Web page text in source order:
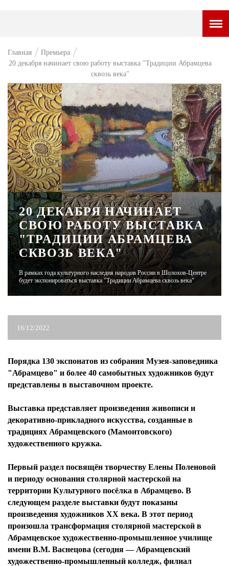
НОВОСТИ
ВОПРОС НЕДЕЛИ
ПРЕМЬЕРА
ТАМ И ТУТ
СТИЛЬ ЖИЗНИ
ХАЙП
ЧЕЛОВЕК ОСОБЕННЫЙ
КУЛЬТ ЕДЫ
АФИША
ЖУРНАЛ
Главная
Премьера
20 декабря начинает свою работу выставка "Традиции Абрамцева
сквозь века"
20 ДЕКАБРЯ НАЧИНАЕТ
СВОЮ РАБОТУ ВЫСТАВКА
"ТРАДИЦИИ АБРАМЦЕВА
СКВОЗЬ ВЕКА"
В рамках года культурного наследия народов России в Шолохов-Центре
будет экспонироваться выставка "Традиции Абрамцева сквозь века"
16/12/2022
Порядка 130 экспонатов из собрания Музея-заповедника
"Абрамцево" и более 40 самобытных художников будут
представлены в выставочном проекте.
Выставка представляет произведения живописи и
декоративно-прикладного искусства, созданные в
традициях Абрамцевского (Мамонтовского)
художественного кружка.
Первый раздел посвящён творчеству Елены Поленовой
и периоду основания столярной мастерской на
территории Культурного посёлка в Абрамцево. В
следующем разделе выставки будут показаны
произведения художников ХХ века. В этот период
произошла трансформация столярной мастерской в
Абрамцевское художественно-промышленное училище
имени В.М. Васнецова (сегодня — Абрамцевский
художественно-промышленный колледж, филиал